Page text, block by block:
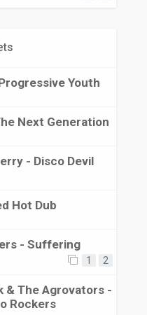
Youth
Next Generation
- Disco Devil
Hot Dub
- Suffering
1 2
& The Agrovators -
Rockers